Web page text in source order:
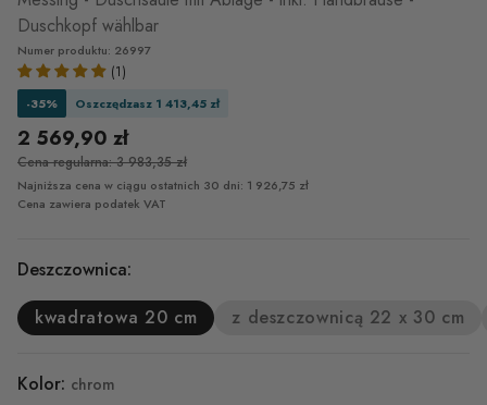
Duschkopf wählbar
Numer produktu: 26997
(1)
-35% Oszczędzasz 1 413,45 zł
2 569,90 zł
Cena regularna: 3 983,35 zł
Najniższa cena w ciągu ostatnich 30 dni: 1 926,75 zł
Cena zawiera podatek VAT
Deszczownica:
kwadratowa 20 cm
z deszczownicą 22 x 30 cm
Kolor: chrom